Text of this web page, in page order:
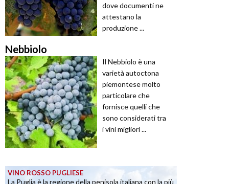
dove documenti ne
attestano la
produzione ...
Nebbiolo
Il Nebbiolo è una
varietà autoctona
piemontese molto
particolare che
fornisce quelli che
sono considerati tra
i vini migliori ...
VINO ROSSO PUGLIESE
La Puglia è la regione della penisola italiana con la più